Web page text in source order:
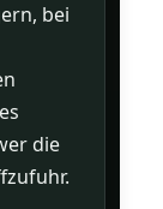
bei
die